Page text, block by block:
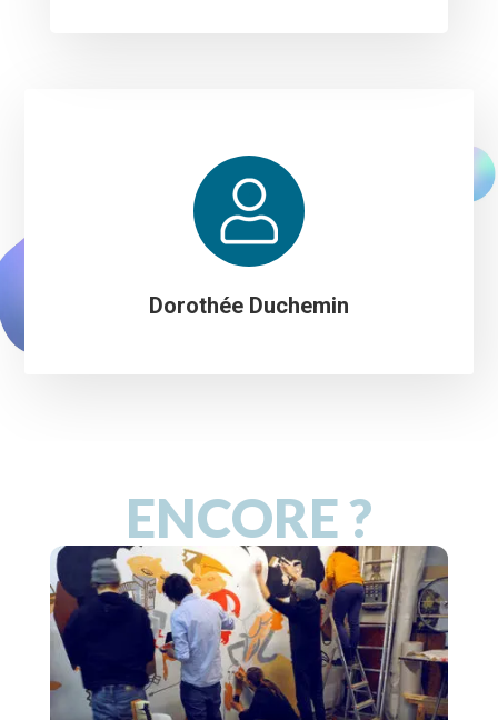
Dorothée Duchemin
ENCORE ?